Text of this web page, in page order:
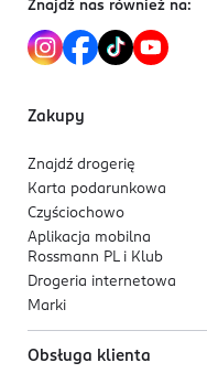
Znajdź nas również na:
Zakupy
Znajdź drogerię
Karta podarunkowa
Czyściochowo
Aplikacja mobilna
Rossmann PL i Klub
Drogeria internetowa
Marki
Obsługa klienta